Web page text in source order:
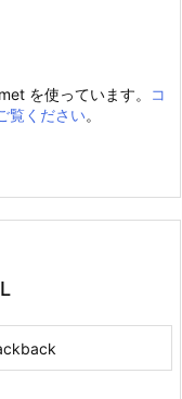
を使っています。
コ
覧ください。